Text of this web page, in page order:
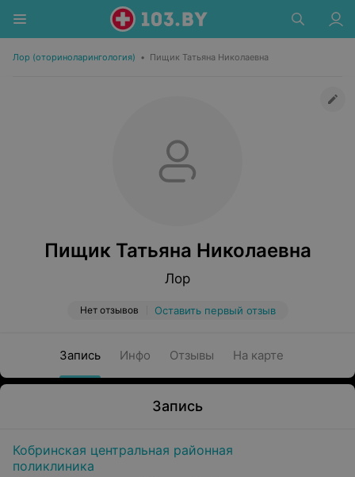
Лор (оториноларингология) • Пищик Татьяна Николаевна
Пищик Татьяна Николаевна
Лор
Нет отзывов Оставить первый отзыв
Запись Инфо Отзывы На карте
Запись
Кобринская центральная районная
поликлиника